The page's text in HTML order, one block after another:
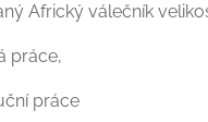
Africký válečník
práce,
práce